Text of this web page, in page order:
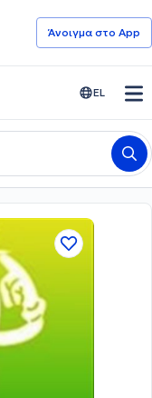
Άνοιγμα στο App
EL